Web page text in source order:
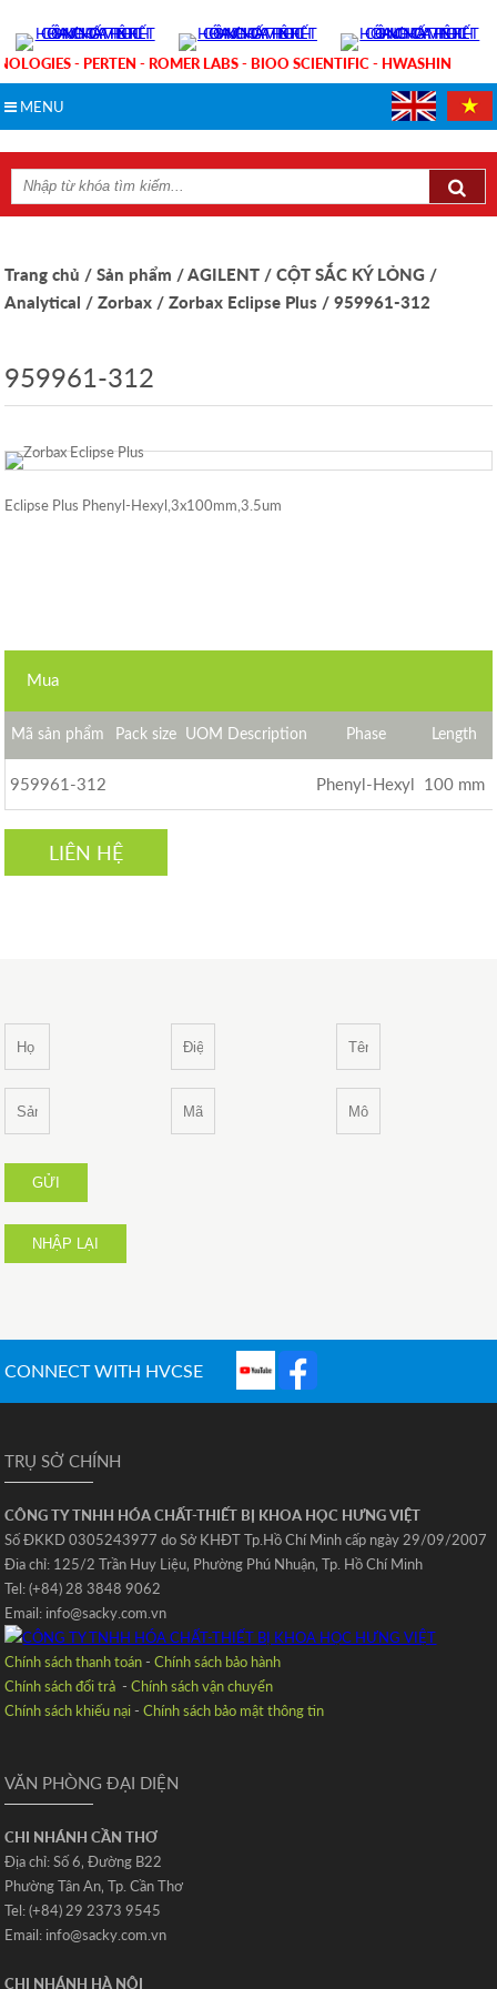
- PERTEN - ROMER LABS - BIOO SCIENTIFIC - HWASHIN
MENU
Trang chủ / Sản phẩm / AGILENT / CỘT SẮC KÝ LỎNG /
Analytical / Zorbax / Zorbax Eclipse Plus / 959961-312
959961-312
Eclipse Plus Phenyl-Hexyl,3x100mm,3.5um
Mua
Mã sản phẩm Pack size UOM Description Phase Length
959961-312 Phenyl-Hexyl 100 mm
LIÊN HỆ
GỬI
NHẬP LẠI
CONNECT WITH HVCSE
TRỤ SỞ CHÍNH
CÔNG TY TNHH HÓA CHẤT-THIẾT BỊ KHOA HỌC HƯNG VIỆT
Số ĐKKD 0305243977 do Sở KHĐT Tp.Hồ Chí Minh cấp ngày 29/09/2007
Đia chỉ: 125/2 Trần Huy Liệu‚ Phường Phú Nhuận‚ Tp. Hồ Chí Minh
Tel: (+84) 28 3848 9062
Email: info@sacky.com.vn
Chính sách thanh toán-Chính sách bảo hành
Chính sách đổi trả -Chính sách vận chuyển
Chính sách khiếu nại-Chính sách bảo mật thông tin
VĂN PHÒNG ĐẠI DIỆN
CHI NHÁNH CẦN THƠ
Địa chỉ: Số 6‚ Đường B22
Phường Tân An‚ Tp. Cần Thơ
Tel: (+84) 29 2373 9545
Email: info@sacky.com.vn
CHI NHÁNH HÀ NỘI